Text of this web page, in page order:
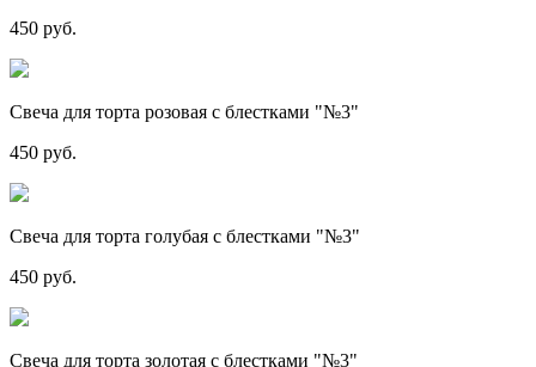
450 руб.
Свеча для торта розовая с блестками "№3"
450 руб.
Свеча для торта голубая с блестками "№3"
450 руб.
Свеча для торта золотая с блестками "№3"